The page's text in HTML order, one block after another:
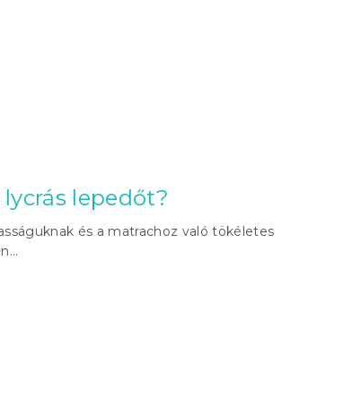
lepedőt?
és a matrachoz való tökéletes